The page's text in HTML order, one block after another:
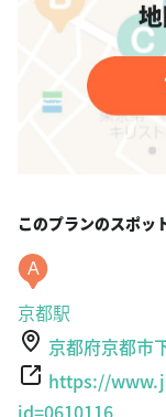
このプランのスポッ
A
京都駅
京都府京都市
https://
id=0610116